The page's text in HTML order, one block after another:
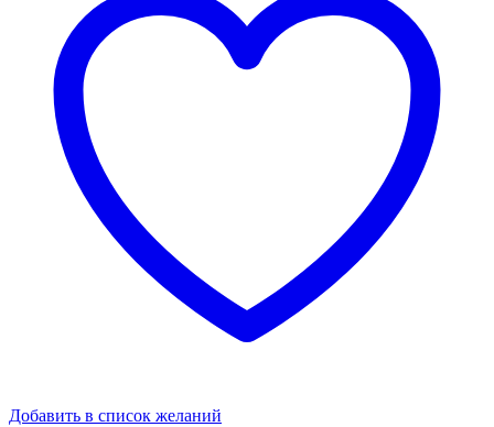
Добавить в список желаний